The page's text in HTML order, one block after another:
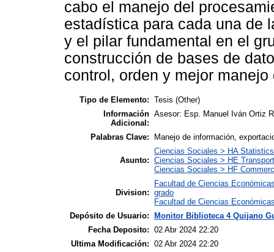
cabo el manejo del
estadística para cada una de
y el pilar fundamental en el
construcción de bases de
control, orden y mejor
Tipo de Elemento: Tesis (Other)
Información
Adicional:
Asesor: Esp. Manuel Iván Ortiz
Palabras Clave: Manejo de información,
Asunto:
Ciencias Sociales > HA Statistics
Ciencias Sociales > HE
Ciencias Sociales > HF
Division:
Facultad de Ciencias
grado
Facultad de Ciencias
Depósito de Usuario: Monitor Biblioteca 4 Quijano
Fecha Deposito: 02 Abr 2024 22:20
Ultima Modificación: 02 Abr 2024 22:20